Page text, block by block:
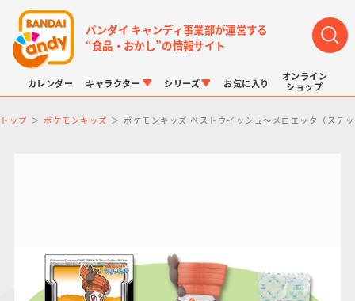
バンダイ キャンディ事業部が運営する
“食品・おかし”の情報サイト
カレンダー キャラクター シリーズ お気に入り
オンライン
ショップ
トップ ポケモンキッズ ポケモンキッズ ベストウイッシュ～メロエッタ（ステ